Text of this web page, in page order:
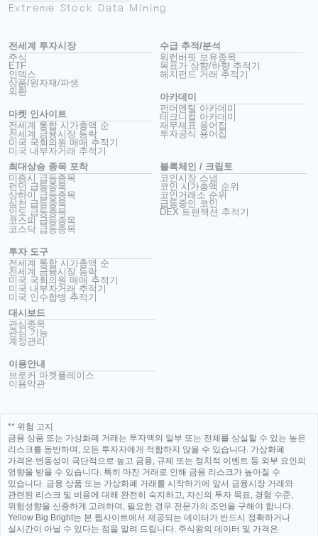
Extreme Stock Data Mining
전세계 투자시장
주식
ETF
인덱스
상품/원자재/파생
외환
마켓 인사이트
전세계 통합 시가총액 순
전세계 금융시장 등락
미국 국회의원 매매 추적기
미국 내부자거래 추적기
수급 추적/분석
워런버핏 보유종목
목표가 상향/하향 추적기
헤지펀드 거래 추적기
아카데미
펀더멘털 아카데미
테크니컬 아카데미
재무제표 용어집
투자공식 용어집
최대상승 종목 포착
미증시 급등종목
런던 급등종목
상하이 급등종목
심천 급등종목
인도 급등종목
코스피 급등종목
코스닥 급등종목
투자 도구
전세계 통합 시가총액 순
전세계 금융시장 등락
미국 국회의원 매매 추적기
미국 내부자거래 추적기
미국 인수합병 추적기
블록체인 / 크립토
코인시장 스냅
코인 시가총액 순위
코인거래소 순위
급등중인 코인
DEX 트랜잭션 추적기
대시보드
관심종목
관심 기능
계정관리
이용안내
브로커 마켓플레이스
이용약관
** 위험 고지
금융 상품 또는 가상화폐 거래는 투자액의 일부 또는 전체를 상실할 수 있는 높은
리스크를 동반하며, 모든 투자자에게 적합하지 않을 수 있습니다. 가상화폐
가격은 변동성이 극단적으로 높고 금융, 규제 또는 정치적 이벤트 등 외부 요인의
영향을 받을 수 있습니다. 특히 마진 거래로 인해 금융 리스크가 높아질 수
있습니다. 금융 상품 또는 가상화폐 거래를 시작하기에 앞서 금융시장 거래와
관련된 리스크 및 비용에 대해 완전히 숙지하고, 자신의 투자 목표, 경험 수준,
위험성향을 신중하게 고려하며, 필요한 경우 전문가의 조언을 구해야 합니다.
Yellow Big Bright는 본 웹사이트에서 제공되는 데이터가 반드시 정확하거나
실시간이 아닐 수 있다는 점을 알려 드립니다. 주식왕의 데이터 및 가격은